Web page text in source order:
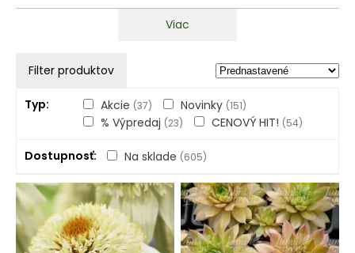
Viac
Filter produktov
Typ Akcie (37) Novinky (151)
% Výpredaj (23) CENOVÝ HIT! (54)
Dostupnosť Na sklade (605)